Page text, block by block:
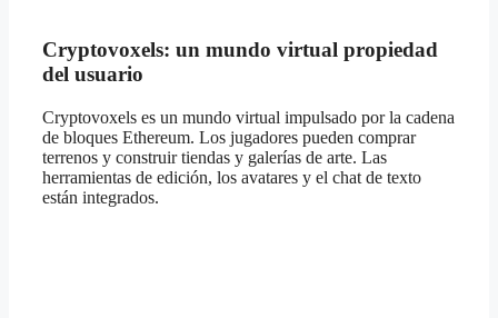
Cryptovoxels: un mundo virtual propiedad
del usuario
Cryptovoxels es un mundo virtual impulsado por la cadena
de bloques Ethereum. Los jugadores pueden comprar
terrenos y construir tiendas y galerías de arte. Las
herramientas de edición, los avatares y el chat de texto
están integrados.